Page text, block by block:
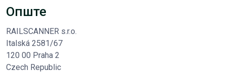
Опште
RAILSCANNER s.r.o.
Italská 2581/67
120 00 Praha 2
Czech Republic